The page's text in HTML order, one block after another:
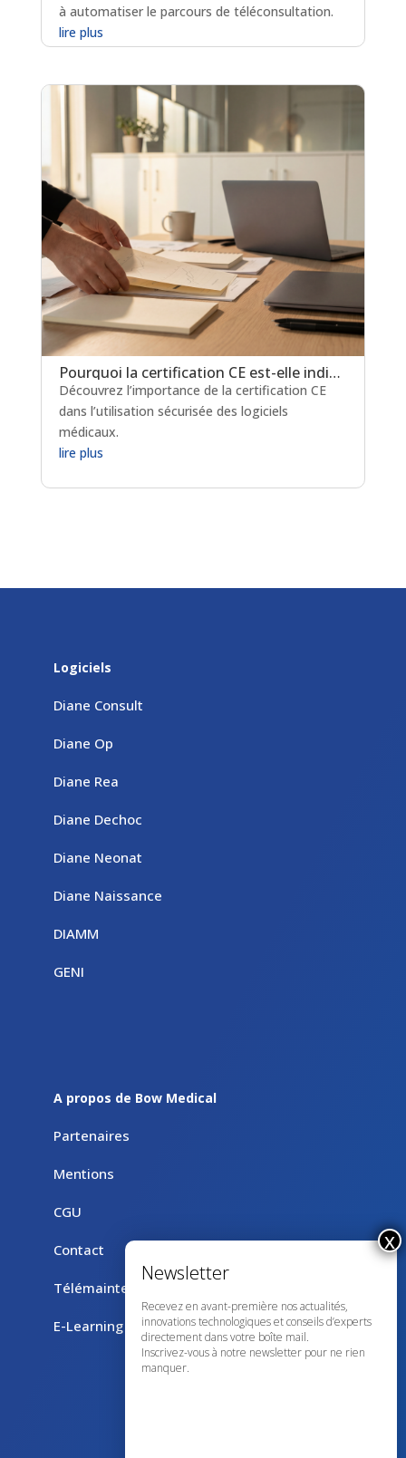
à automatiser le parcours de téléconsultation.
lire plus
Pourquoi la certification CE est-elle indispensable pour les logiciels de prescription médicamenteuse ?
Découvrez l’importance de la certification CE
dans l’utilisation sécurisée des logiciels
médicaux.
lire plus
Logiciels
Diane Consult
Diane Op
Diane Rea
Diane Dechoc
Diane Neonat
Diane Naissance
DIAMM
GENI
A propos de Bow Medical
Partenaires
Mentions
CGU
Contact
Télémaintenance avec TeamViewer
E-Learning
Recevez en avant-première nos actualités,
innovations technologiques et conseils d’experts
directement dans votre boîte mail.
Inscrivez-vous à notre newsletter pour ne rien
manquer.